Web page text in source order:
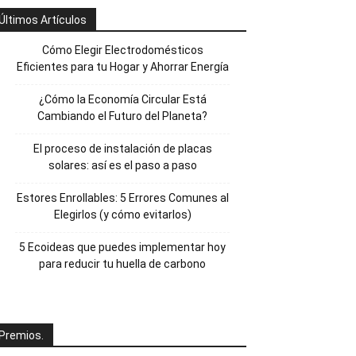
Artículos
Cómo Elegir Electrodomésticos
Eficientes para tu Hogar y Ahorrar Energía
¿Cómo la Economía Circular Está
Cambiando el Futuro del Planeta?
El proceso de instalación de placas
solares: así es el paso a paso
Estores Enrollables: 5 Errores Comunes al
Elegirlos (y cómo evitarlos)
5 Ecoideas que puedes implementar hoy
para reducir tu huella de carbono
Premios.